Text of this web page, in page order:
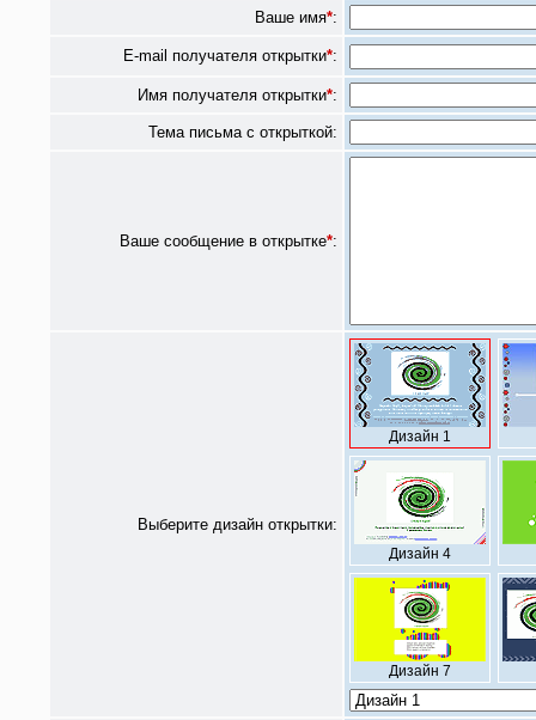
Ваше имя*:
E-mail получателя открытки*:
Имя получателя открытки*:
Тема письма с открыткой:
Ваше сообщение в открытке*:
Выберите дизайн открытки:
Дизайн 1
Дизайн 4
Дизайн 7